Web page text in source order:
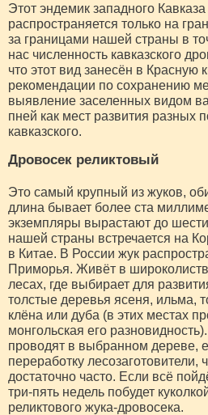
Этот эндемик западного
распространяется только на
за границами нашей страны в
нас численность кавказского
что этот вид занесён в Красную
рекомендации по сохранению
выявление заселенных видом
пней как мест развития разных
кавказского.
Дровосек реликтовый
Это самый крупный из жуков,
длина бывает более ста
экземпляры вырастают до
нашей страны встречается на
в Китае. В России жук
Приморья. Живёт в
лесах, где выбирает для
толстые деревья ясеня, ильма,
клёна или дуба (в этих местах
монгольская его
проводят в выбранном дереве,
переработку лесозаготовители,
достаточно часто. Если всё
три-пять недель побудет
реликтового жука-дровосека.